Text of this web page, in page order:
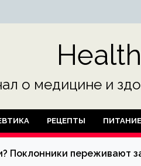
о медицине и
РЕЦЕПТЫ ПИТАНИЕ
Поклонники переживают